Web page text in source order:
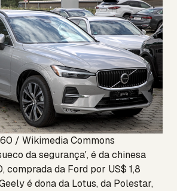
/ Wikimedia Commons
da segurança', é da chinesa
comprada da Ford por US$ 1,8
é dona da Lotus, da Polestar,